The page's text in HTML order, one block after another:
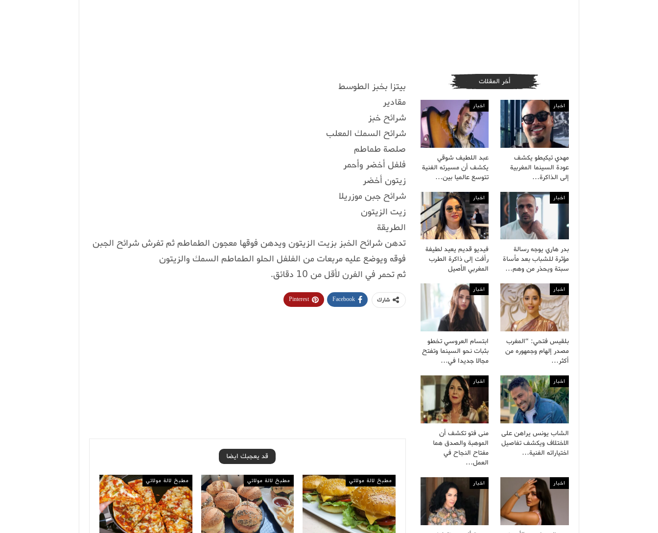
بيتزا بخبز الطوسط
مقادير
شرائح خبز
شرائح السمك المعلب
صلصة طماطم
فلفل أخضر وأحمر
زيتون أخضر
شرائح جبن موزريلا
زيت الزيتون
الطريقة
تدهن شرائح الخبز بزيت الزيتون ويدهن فوقها معجون الطماطم ثم تفرش شرائح الجبن
فوقه ويوضع عليه مربعات من الفلفل الحلو الطماطم السمك والزيتون
ثم تحمر في الفرن لأقل من 10 دقائق.
شارك Facebook
Pinterest
قد يعجبك ايضا
مطبخ لالة مولاتي مطبخ لالة مولاتي مطبخ لالة مولاتي
أخر المقلات
اخبار
مهدي تيكيطو يكشف
عودة السينما المغربية
إلى الذاكرة…
اخبار
عبد اللطيف شوقي
يكشف أن مسيرته الفنية
تتوسع عالميا بين…
اخبار
بدر هاري يوجه رسالة
مؤثرة للشباب بعد مأساة
سبتة ويحذر من وهم…
اخبار
فيديو قديم يعيد لطيفة
رأفت إلى ذاكرة الطرب
المغربي الأصيل
اخبار
بلقيس فتحي: “المغرب
مصدر إلهام وجمهوره من
أكثر…
اخبار
ابتسام العروسي تخطو
بثبات نحو السينما وتفتح
مجالا جديدا في…
اخبار
الشاب يونس يراهن على
الاختلاف ويكشف تفاصيل
اختياراته الفنية…
اخبار
منى فتو تكشف أن
الموهبة والصدق هما
مفتاح النجاح في
العمل…
اخبار اخبار